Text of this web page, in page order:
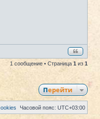
1 сообщение • Страница 1 из 1
Перейти
Часовой пояс: UTC+03:00